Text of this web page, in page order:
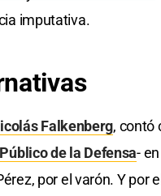
imputativa.
Falkenberg, contó
de la Defensa-
por el varón. Y por